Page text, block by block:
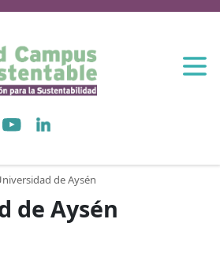
YouTubeLinkedIn
de Aysén
de Aysén